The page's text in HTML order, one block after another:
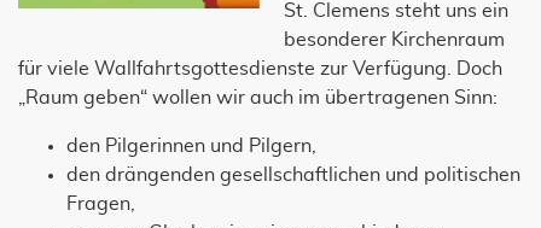
St. Clemens steht uns ein
besonderer Kirchenraum
für viele Wallfahrtsgottesdienste zur Verfügung. Doch
„Raum geben“ wollen wir auch im übertragenen Sinn:
den Pilgerinnen und Pilgern,
den drängenden gesellschaftlichen und politischen
Fragen,